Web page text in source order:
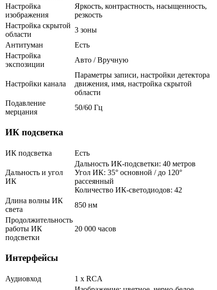
Настройка
изображения
Яркость, контрастность, насыщенность,
резкость
Настройка скрытой
области
3 зоны
Антитуман
Есть
Настройка
экспозиции
Авто / Вручную
Настройки канала
Параметры записи, настройки детектора
движения, имя, настройка скрытой
области
Подавление
мерцания
50/60 Гц
ИК подсветка
ИК подсветка Есть
Дальность и угол
ИК
Дальность ИК-подсветки: 40 метров
Угол ИК: 35° основной / до 120°
рассеянный
Количество ИК-светодиодов: 42
Длина волны ИК
света
850 нм
Продолжительность
работы ИК
подсветки
20 000 часов
Интерфейсы
Аудиовход 1 х RCA